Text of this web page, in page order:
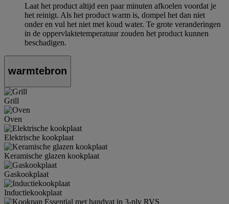
Laat het product altijd een paar minuten afkoelen voordat je
het reinigt. Als het product warm is, dompel het dan niet
onder en vul het niet met koud water. Te grote veranderingen
in de oppervlaktetemperatuur zouden het product kunnen
beschadigen.
warmtebron
Grill
Oven
Elektrische kookplaat
Keramische glazen kookplaat
Gaskookplaat
Inductiekookplaat